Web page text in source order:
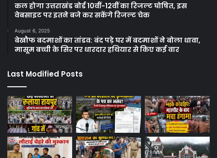
कल होगा उत्तराखंड बोर्ड 10वीं-12वीं का रिजल्ट घोषित, इस
वेबसाइट पर इतने बजे कर सकेंगे रिजल्ट चेक
August 6, 2025
बेखौफ बदमाशों का तांडव: बंद पड़े घर में बदमाशों ने बोला धावा,
मासूम बच्ची के सिर पर धारदार हथियार से किए कई वार
Last Modified Posts